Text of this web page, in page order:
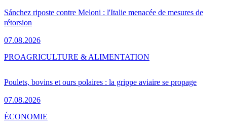
Sánchez riposte contre Meloni : l'Italie menacée de mesures de
rétorsion
07.08.2026
Poulets, bovins et ours polaires : la grippe aviaire se propage
07.08.2026
PROAGRICULTURE & ALIMENTATION
ÉCONOMIE